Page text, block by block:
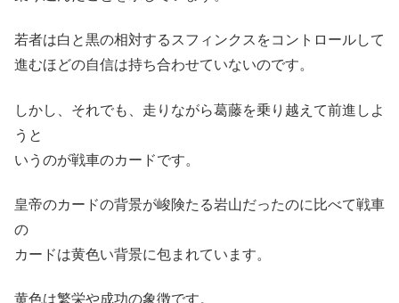
若者は白と黒の相対するスフィンクスをコントロールして
進むほどの自信は持ち合わせていないのです。
しかし、それでも、走りながら葛藤を乗り越えて前進しよ
うと
いうのが戦車のカードです。
皇帝のカードの背景が峻険たる岩山だったのに比べて戦車
の
カードは黄色い背景に包まれています。
黄色は繁栄や成功の象徴です。